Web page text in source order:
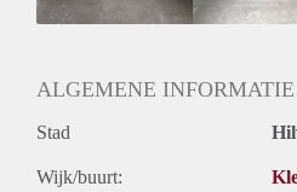
ALGEMENE INFORMATIE
Stad
Wijk/buurt: